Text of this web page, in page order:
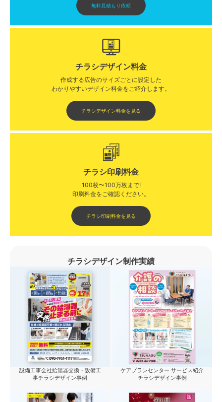
無料見積もり依頼
チラシデザイン料金
作成する広告のサイズごとに設定した
わかりやすいデザイン料金をご紹介します。​​
チラシデザイン料金を見る
チラシ印刷料金
100枚〜100万枚まで!
印刷料金をご確認ください。​
チラシ印刷料金を見る
チラシデザイン制作実績
設備工事会社給湯器交換・設備工
事チラシデザイン事例
ケアプランセンター サービス紹介
チラシデザイン事例